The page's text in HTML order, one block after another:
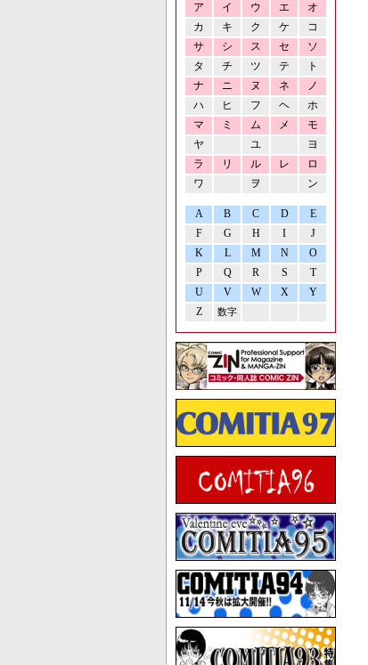
ア イ ウ エ
オ
カ
キ ク ケ
コ
サ
シ ス セ
ソ
タ
チ ツ テ
ト
ナ
ニ ヌ ネ
ノ
ハ
ヒ フ ヘ
ホ
マ
ミ ム メ
モ
ヤ
ユ
ヨ
ラ
リ ル レ
ロ
ワ
ヲ ン
A B C D
E
F
G H I
J
K
L M N
O
P
Q R S
T
U
V W X
Y
Z
数字